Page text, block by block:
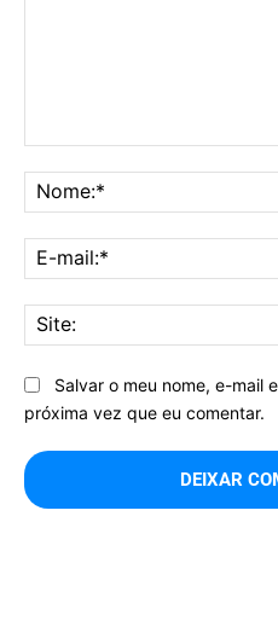
Salvar o meu nome, e-mail
próxima vez que eu comentar.